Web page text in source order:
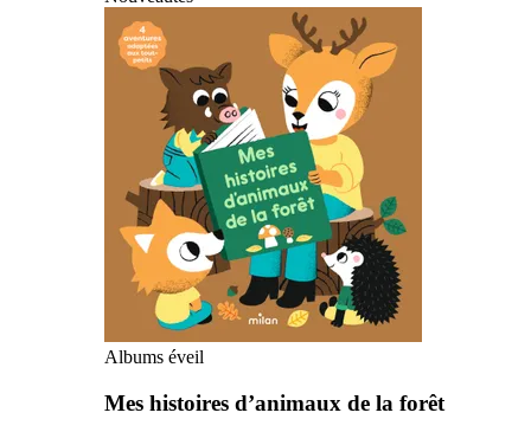
Albums éveil
Mes histoires d’animaux de la forêt